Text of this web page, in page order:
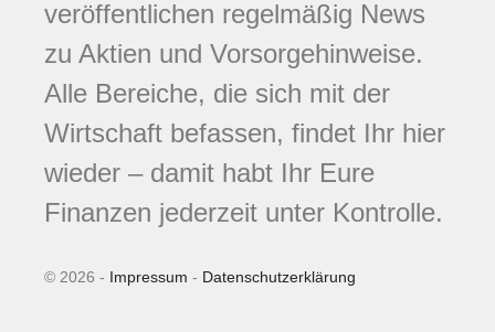
veröffentlichen regelmäßig News
zu Aktien und Vorsorgehinweise.
Alle Bereiche, die sich mit der
Wirtschaft befassen, findet Ihr hier
wieder – damit habt Ihr Eure
Finanzen jederzeit unter Kontrolle.
© 2026 - Impressum - Datenschutzerklärung